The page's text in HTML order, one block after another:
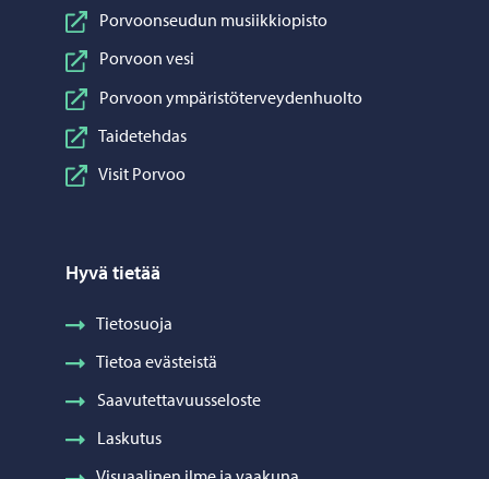
Porvoonseudun musiikkiopisto
Porvoon vesi
Porvoon ympäristöterveydenhuolto
Taidetehdas
Visit Porvoo
Hyvä tietää
Tietosuoja
Tietoa evästeistä
Saavutettavuusseloste
Laskutus